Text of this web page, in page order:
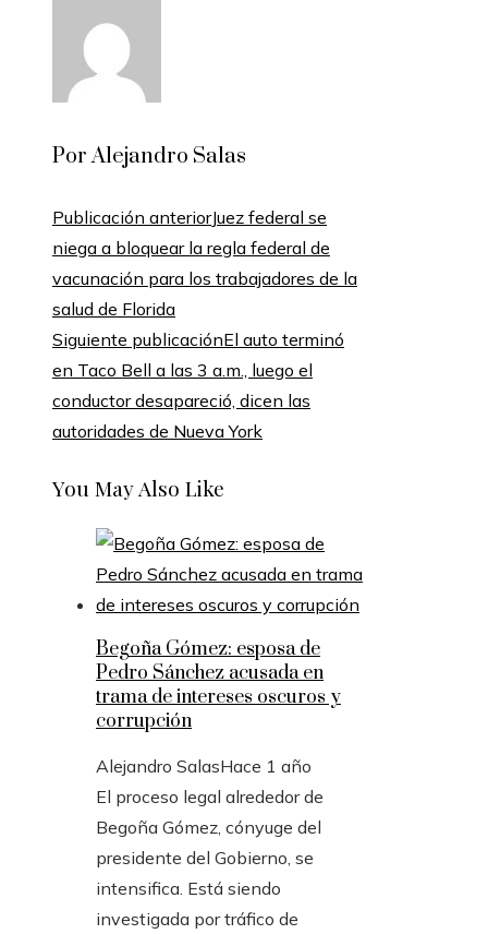
Por Alejandro Salas
Publicación anteriorJuez federal se
niega a bloquear la regla federal de
vacunación para los trabajadores de la
salud de Florida
Siguiente publicaciónEl auto terminó
en Taco Bell a las 3 a.m., luego el
conductor desapareció, dicen las
autoridades de Nueva York
You May Also Like
Begoña Gómez: esposa de
Pedro Sánchez acusada en
trama de intereses oscuros y
corrupción
Alejandro SalasHace 1 año
El proceso legal alrededor de
Begoña Gómez, cónyuge del
presidente del Gobierno, se
intensifica. Está siendo
investigada por tráfico de